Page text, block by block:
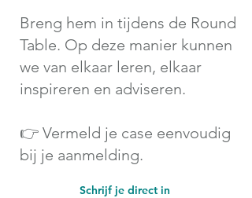
Breng hem in tijdens de Round
Table. Op deze manier kunnen
we van elkaar leren, elkaar
inspireren en adviseren.
👉 Vermeld je case eenvoudig
bij je aanmelding.
Schrijf je direct in